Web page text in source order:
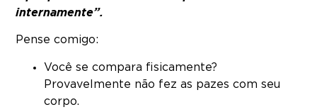
internamente”.
Pense comigo:
Você se compara fisicamente?
Provavelmente não fez as pazes com seu
corpo.